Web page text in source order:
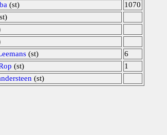
(st)
1070
(st)
6
(st)
1
(st)